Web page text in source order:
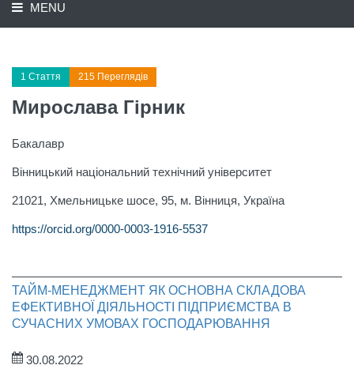
MENU
1 Стаття 215 Переглядів
Мирослава Гірник
Бакалавр
Вінницький національний технічний університет
21021, Хмельницьке шосе, 95, м. Вiнниця, Україна
https://orcid.org/0000-0003-1916-5537
ТАЙМ-МЕНЕДЖМЕНТ ЯК ОСНОВНА СКЛАДОВА
ЕФЕКТИВНОЇ ДІЯЛЬНОСТІ ПІДПРИЄМСТВА В
СУЧАСНИХ УМОВАХ ГОСПОДАРЮВАННЯ
30.08.2022